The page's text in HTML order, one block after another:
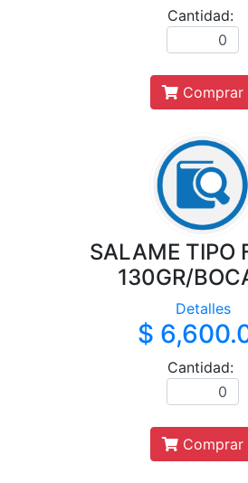
Cantidad:
Comprar
SALAME TIPO
130GR/
Detalles
$
Cantidad:
Comprar